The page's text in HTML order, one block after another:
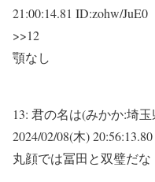
21:00:14.81 ID:zohw/JuE0
>>12
顎なし
13: 君の名は(みかか:埼玉
2024/02/08(木)
丸顔では冨田と双璧だな